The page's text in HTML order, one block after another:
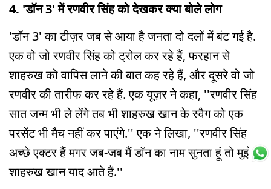
4. 'डॉन 3' में रणवीर सिंह को देखकर क्या बोले लोग
'डॉन 3' का टीज़र जब से आया है जनता दो दलों में बंट गई है.
एक वो जो रणवीर सिंह को ट्रोल कर रहे हैं, फरहान से
शाहरुख को वापिस लाने की बात कह रहे हैं, और दूसरे वो जो
रणवीर की तारीफ कर रहे हैं. एक यूज़र ने कहा, ''रणवीर सिंह
सात जन्म भी ले लेंगे तब भी शाहरुख खान के स्वैग को एक
परसेंट भी मैच नहीं कर पाएंगे.'' एक ने लिखा, ''रणवीर सिंह
अच्छे एक्टर हैं मगर जब-जब मैं डॉन का नाम सुनता हूं तो मुझे
शाहरुख खान याद आते हैं.''